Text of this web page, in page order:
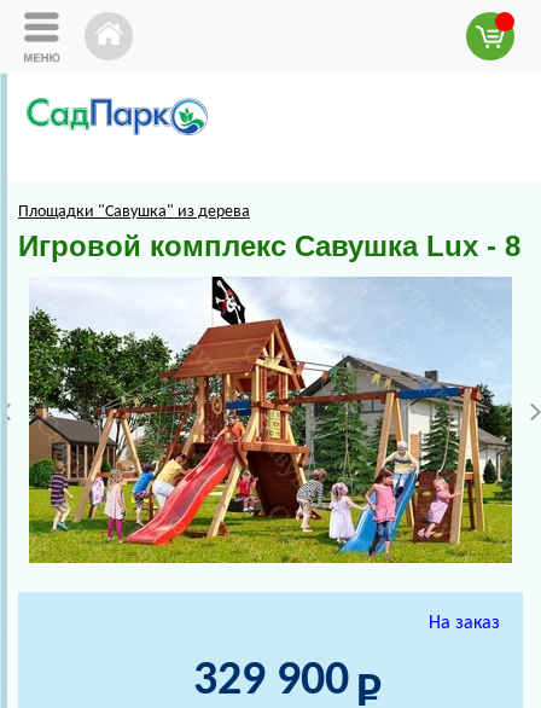
Площадки "Савушка" из дерева
Игровой комплекс Савушка Lux - 8
На заказ
329 900